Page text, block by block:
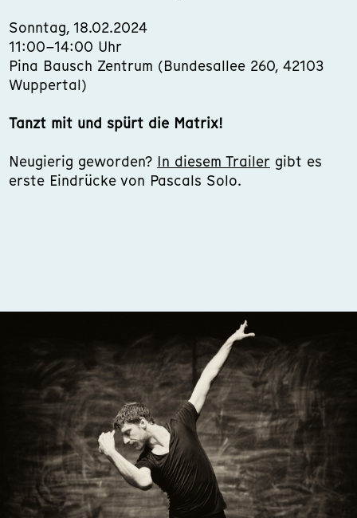
Sonntag, 18.02.2024
11:00–14:00 Uhr
Pina Bausch Zentrum (Bundesallee 260, 42103
Wuppertal)
Tanzt mit und spürt die Matrix!
Neugierig geworden? In diesem Trailergibt es
erste Eindrücke von Pascals Solo.